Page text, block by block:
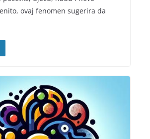
ovaj fenomen sugerira da